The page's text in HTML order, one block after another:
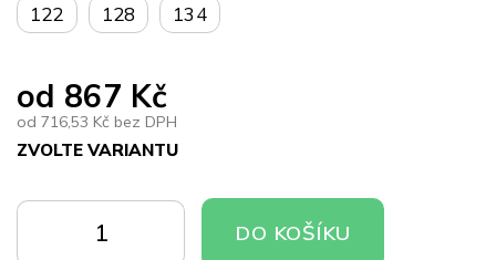
od 867 Kč
od 716,53 Kč bez DPH
ZVOLTE VARIANTU
cena:
122 128 134
KOŠÍKU
KOŠÍKU
DO KOŠÍKU